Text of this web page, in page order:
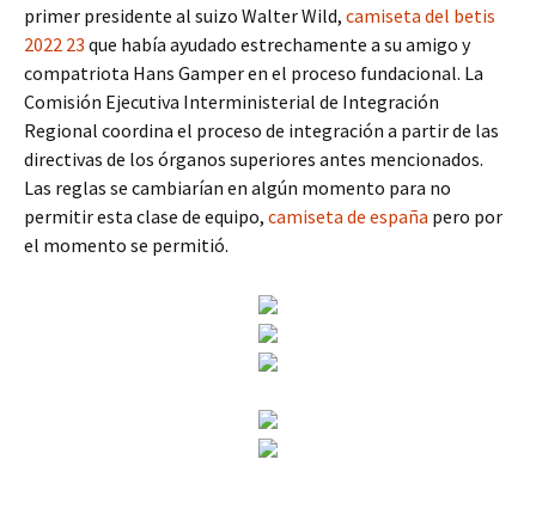
primer presidente al suizo Walter Wild, camiseta del betis
2022 23 que había ayudado estrechamente a su amigo y
compatriota Hans Gamper en el proceso fundacional. La
Comisión Ejecutiva Interministerial de Integración
Regional coordina el proceso de integración a partir de las
directivas de los órganos superiores antes mencionados.
Las reglas se cambiarían en algún momento para no
permitir esta clase de equipo, camiseta de españa pero por
el momento se permitió.